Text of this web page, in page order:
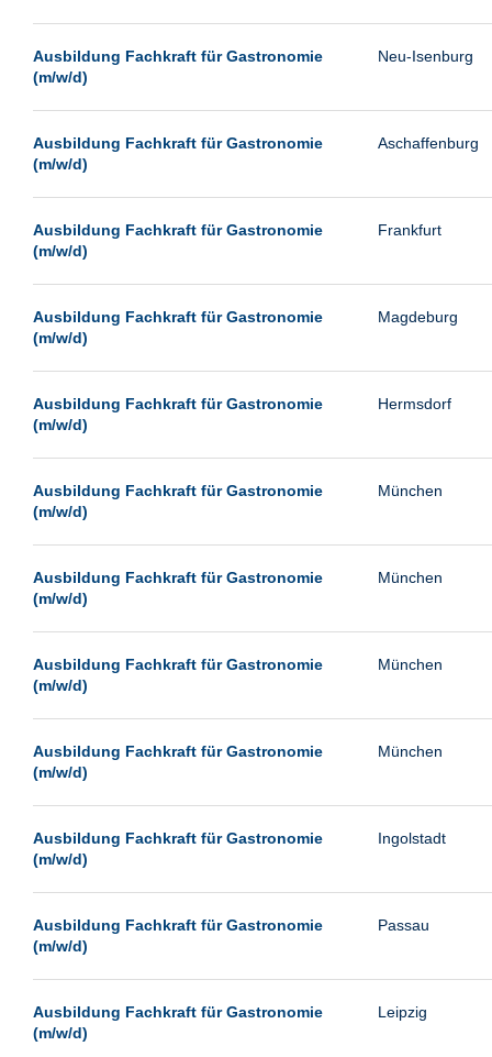
Leipzig
Magdeburg
Mannheim
Neubrandenburg
Neumünster
Passau
Pforzheim
Siegburg
Siegen
Viernheim
Wetzlar
Wust/Brandenburg
Ausbildung Fachkraft für Gastronomie
(m/w/d)
Neu-Isenburg
Ausbildung Fachkraft für Gastronomie
(m/w/d)
Aschaffenburg
Ausbildung Fachkraft für Gastronomie
(m/w/d)
Frankfurt
Ausbildung Fachkraft für Gastronomie
(m/w/d)
Magdeburg
Ausbildung Fachkraft für Gastronomie
(m/w/d)
Hermsdorf
Ausbildung Fachkraft für Gastronomie
(m/w/d)
München
Ausbildung Fachkraft für Gastronomie
(m/w/d)
München
Ausbildung Fachkraft für Gastronomie
(m/w/d)
München
Ausbildung Fachkraft für Gastronomie
(m/w/d)
München
Ausbildung Fachkraft für Gastronomie
(m/w/d)
Ingolstadt
Ausbildung Fachkraft für Gastronomie
(m/w/d)
Passau
Ausbildung Fachkraft für Gastronomie
(m/w/d)
Leipzig